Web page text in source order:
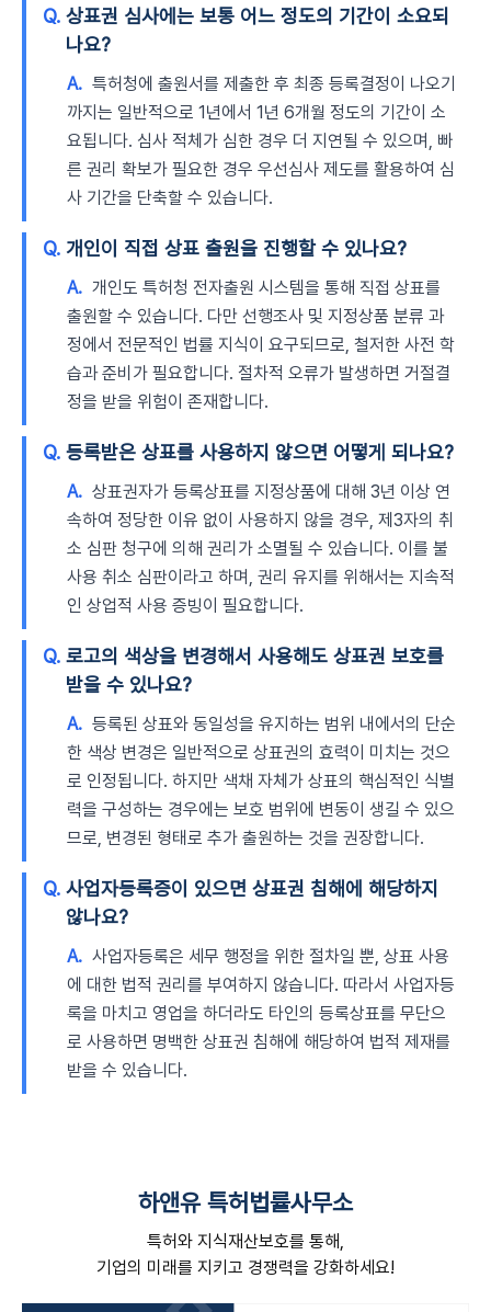
Q. 상표권 심사에는 보통 어느 정도의 기간이 소요되
나요?
A. 특허청에 출원서를 제출한 후 최종 등록결정이 나오기
까지는 일반적으로 1년에서 1년 6개월 정도의 기간이 소
요됩니다. 심사 적체가 심한 경우 더 지연될 수 있으며, 빠
른 권리 확보가 필요한 경우 우선심사 제도를 활용하여 심
사 기간을 단축할 수 있습니다.
Q. 개인이 직접 상표 출원을 진행할 수 있나요?
A. 개인도 특허청 전자출원 시스템을 통해 직접 상표를
출원할 수 있습니다. 다만 선행조사 및 지정상품 분류 과
정에서 전문적인 법률 지식이 요구되므로, 철저한 사전 학
습과 준비가 필요합니다. 절차적 오류가 발생하면 거절결
정을 받을 위험이 존재합니다.
Q. 등록받은 상표를 사용하지 않으면 어떻게 되나요?
A. 상표권자가 등록상표를 지정상품에 대해 3년 이상 연
속하여 정당한 이유 없이 사용하지 않을 경우, 제3자의 취
소 심판 청구에 의해 권리가 소멸될 수 있습니다. 이를 불
사용 취소 심판이라고 하며, 권리 유지를 위해서는 지속적
인 상업적 사용 증빙이 필요합니다.
Q. 로고의 색상을 변경해서 사용해도 상표권 보호를
받을 수 있나요?
A. 등록된 상표와 동일성을 유지하는 범위 내에서의 단순
한 색상 변경은 일반적으로 상표권의 효력이 미치는 것으
로 인정됩니다. 하지만 색채 자체가 상표의 핵심적인 식별
력을 구성하는 경우에는 보호 범위에 변동이 생길 수 있으
므로, 변경된 형태로 추가 출원하는 것을 권장합니다.
Q. 사업자등록증이 있으면 상표권 침해에 해당하지
않나요?
A. 사업자등록은 세무 행정을 위한 절차일 뿐, 상표 사용
에 대한 법적 권리를 부여하지 않습니다. 따라서 사업자등
록을 마치고 영업을 하더라도 타인의 등록상표를 무단으
로 사용하면 명백한 상표권 침해에 해당하여 법적 제재를
받을 수 있습니다.
하앤유 특허법률사무소
특허와 지식재산보호를 통해,
기업의 미래를 지키고 경쟁력을 강화하세요!